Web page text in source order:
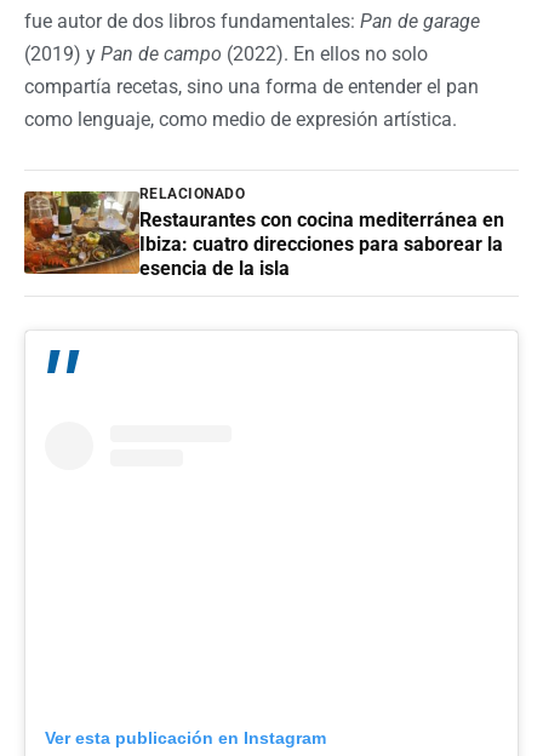
fue autor de dos libros fundamentales: Pan de garage
(2019) y Pan de campo (2022). En ellos no solo
compartía recetas, sino una forma de entender el pan
como lenguaje, como medio de expresión artística.
RELACIONADO
Restaurantes con cocina mediterránea en
Ibiza: cuatro direcciones para saborear la
esencia de la isla
Ver esta publicación en Instagram